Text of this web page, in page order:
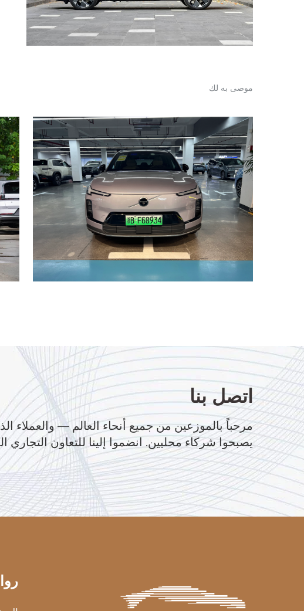
موصى به لك
اتصل بنا
مرحباً بالموزعين من جميع أنحاء العالم — والعملاء
يصبحوا شركاء محليين. انضموا إلينا للتعاون التجاري